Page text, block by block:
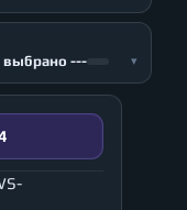
выбрано --- ▾